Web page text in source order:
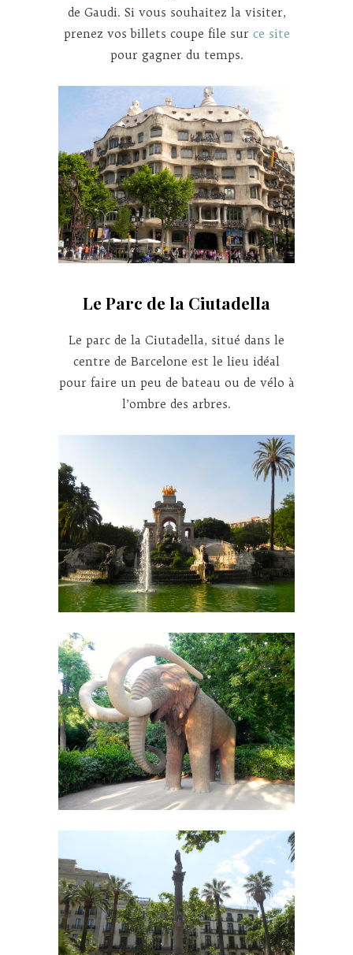
de Gaudi. Si vous souhaitez la visiter,
prenez vos billets coupe file sur ce site
pour gagner du temps.
Le Parc de la Ciutadella
Le parc de la Ciutadella, situé dans le
centre de Barcelone est le lieu idéal
pour faire un peu de bateau ou de vélo à
l’ombre des arbres.